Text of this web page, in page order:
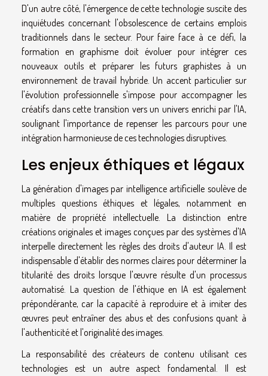
D'un autre côté, l'émergence de cette technologie suscite des
inquiétudes concernant l'obsolescence de certains emplois
traditionnels dans le secteur. Pour faire face à ce défi, la
formation en graphisme doit évoluer pour intégrer ces
nouveaux outils et préparer les futurs graphistes à un
environnement de travail hybride. Un accent particulier sur
l'évolution professionnelle s'impose pour accompagner les
créatifs dans cette transition vers un univers enrichi par l'IA,
soulignant l'importance de repenser les parcours pour une
intégration harmonieuse de ces technologies disruptives.
Les enjeux éthiques et légaux
La génération d'images par intelligence artificielle soulève de
multiples questions éthiques et légales, notamment en
matière de propriété intellectuelle. La distinction entre
créations originales et images conçues par des systèmes d'IA
interpelle directement les règles des droits d'auteur IA. Il est
indispensable d'établir des normes claires pour déterminer la
titularité des droits lorsque l'œuvre résulte d'un processus
automatisé. La question de l'éthique en IA est également
prépondérante, car la capacité à reproduire et à imiter des
œuvres peut entraîner des abus et des confusions quant à
l'authenticité et l'originalité des images.
La responsabilité des créateurs de contenu utilisant ces
technologies est un autre aspect fondamental. Il est